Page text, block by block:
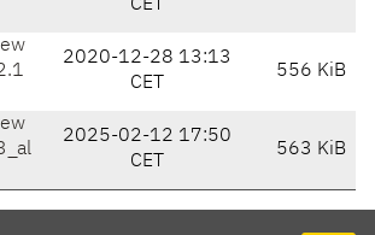
CET
2020-12-28 13:13
CET
556 KiB
2025-02-12 17:50
CET
563 KiB